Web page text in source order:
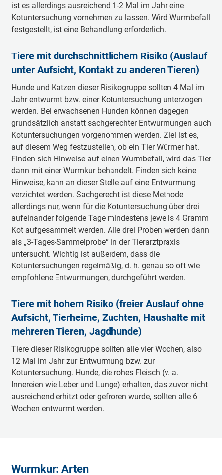
ist es allerdings ausreichend 1-2 Mal im Jahr eine
Kotuntersuchung vornehmen zu lassen. Wird Wurmbefall
festgestellt, ist eine Behandlung erforderlich.
Tiere mit durchschnittlichem Risiko (Auslauf
unter Aufsicht, Kontakt zu anderen Tieren)
Hunde und Katzen dieser Risikogruppe sollten 4 Mal im
Jahr entwurmt bzw. einer Kotuntersuchung unterzogen
werden. Bei erwachsenen Hunden können dagegen
grundsätzlich anstatt sachgerechter Entwurmungen auch
Kotuntersuchungen vorgenommen werden. Ziel ist es,
auf diesem Weg festzustellen, ob ein Tier Würmer hat.
Finden sich Hinweise auf einen Wurmbefall, wird das Tier
dann mit einer Wurmkur behandelt. Finden sich keine
Hinweise, kann an dieser Stelle auf eine Entwurmung
verzichtet werden. Sachgerecht ist diese Methode
allerdings nur, wenn für die Kotuntersuchung über drei
aufeinander folgende Tage mindestens jeweils 4 Gramm
Kot aufgesammelt werden. Alle drei Proben werden dann
als „3-Tages-Sammelprobe“ in der Tierarztpraxis
untersucht. Wichtig ist außerdem, dass die
Kotuntersuchungen regelmäßig, d. h. genau so oft wie
empfohlene Entwurmungen, durchgeführt werden.
Tiere mit hohem Risiko (freier Auslauf ohne
Aufsicht, Tierheime, Zuchten, Haushalte mit
mehreren Tieren, Jagdhunde)
Tiere dieser Risikogruppe sollten alle vier Wochen, also
12 Mal im Jahr zur Entwurmung bzw. zur
Kotuntersuchung. Hunde, die rohes Fleisch (v. a.
Innereien wie Leber und Lunge) erhalten, das zuvor nicht
ausreichend erhitzt oder gefroren wurde, sollten alle 6
Wochen entwurmt werden.
Wurmkur: Arten